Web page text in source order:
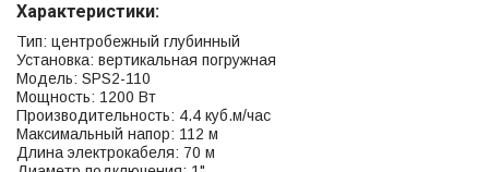
Характеристики:
Тип: центробежный глубинный
Установка: вертикальная погружная
Модель: SPS2-110
Мощность: 1200 Вт
Производительность: 4.4 куб.м/час
Максимальный напор: 112 м
Длина электрокабеля: 70 м